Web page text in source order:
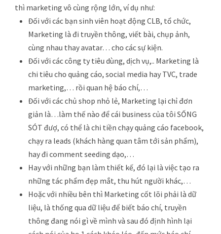
thì marketing vô cùng rộng lớn, ví dụ như:
Đối với các bạn sinh viên hoạt động CLB, tổ chức,
Marketing là đi truyền thông, viết bài, chụp ảnh,
cùng nhau thay avatar… cho các sự kiện.
Đối với các công ty tiêu dùng, dịch vụ,.. Marketing là
chi tiêu cho quảng cáo, social media hay TVC, trade
marketing,… rồi quan hệ báo chí,…
Đối với các chủ shop nhỏ lẻ, Marketing lại chỉ đơn
giản là…làm thế nào để cái business của tôi SỐNG
SÓT đượ, có thể là chi tiền chạy quảng cáo facebook,
chạy ra leads (khách hàng quan tâm tới sản phẩm),
hay đi comment seeding dạo,…
Hay với những bạn làm thiết kế, đó lại là việc tạo ra
những tác phẩm đẹp mắt, thu hút người khác,…
Hoặc với nhiều bên thì Marketing cốt lõi phải là dữ
liệu, là thống qua dữ liệu để biết báo chí, truyền
thông đang nói gì về mình và sau đó định hình lại